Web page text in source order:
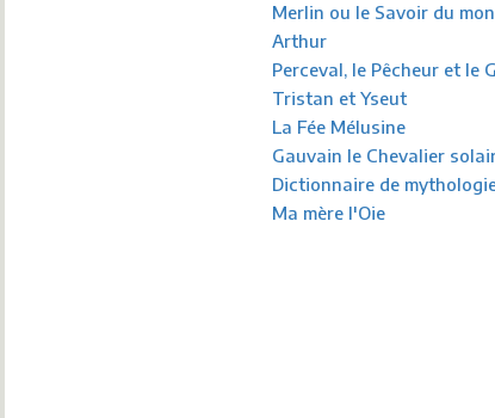
Merlin ou le Savoir du
Arthur
Perceval, le Pêcheur et le
Tristan et Yseut
La Fée Mélusine
Gauvain le Chevalier
Dictionnaire de
Ma mère l'Oie